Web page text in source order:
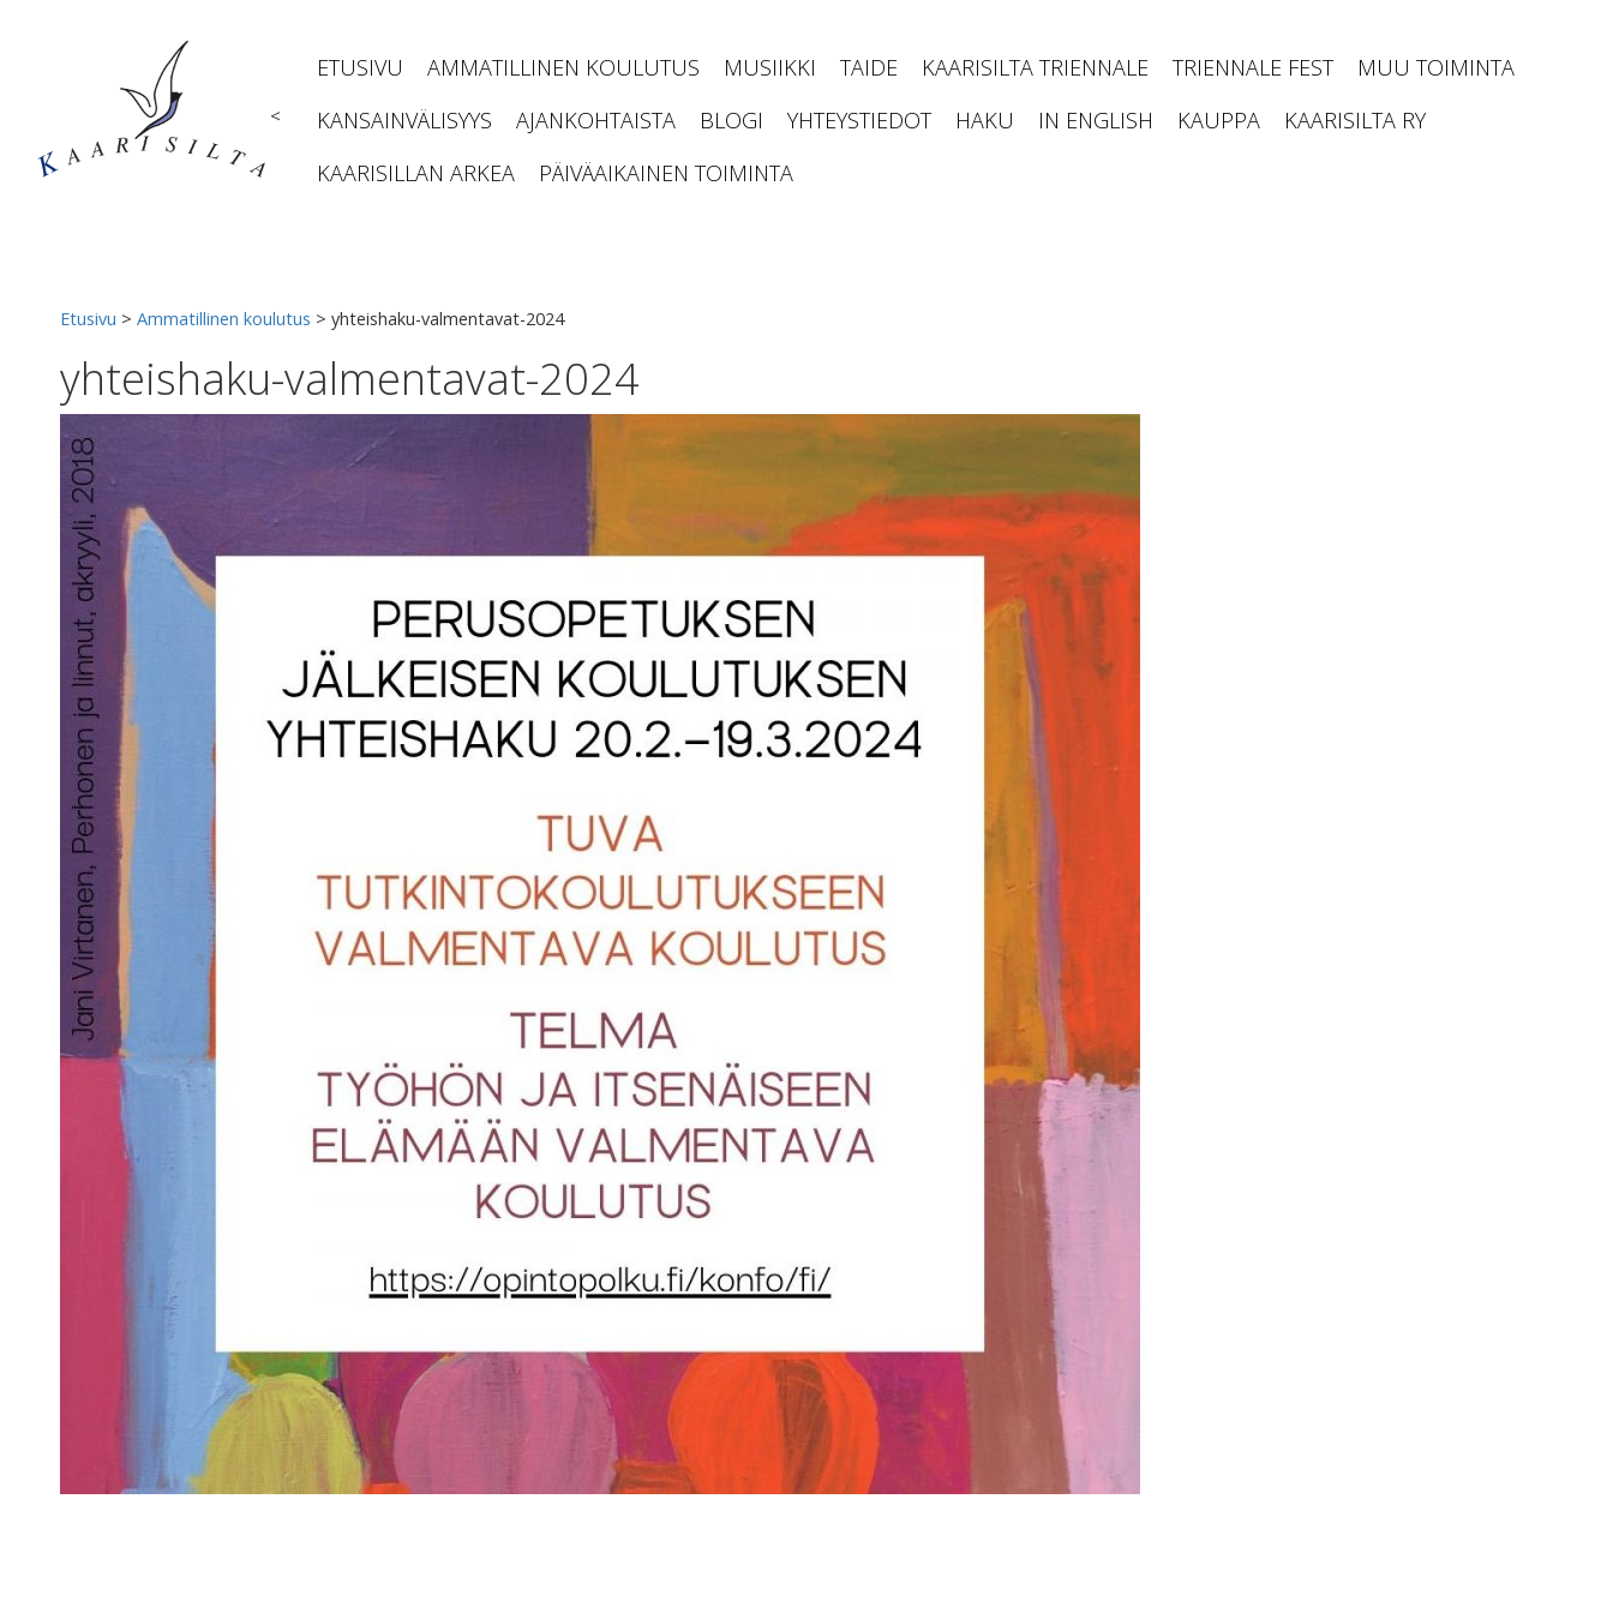
<
ETUSIVU AMMATILLINEN KOULUTUS MUSIIKKI TAIDE KAARISILTA TRIENNALE TRIENNALE FEST
MUU TOIMINTA
KANSAINVÄLISYYS
AJANKOHTAISTA BLOGI YHTEYSTIEDOT HAKU IN ENGLISH KAUPPA
KAARISILTA RY
KAARISILLAN ARKEA
PÄIVÄAIKAINEN TOIMINTA
Etusivu > Ammatillinen koulutus > yhteishaku-valmentavat-2024
yhteishaku-valmentavat-2024